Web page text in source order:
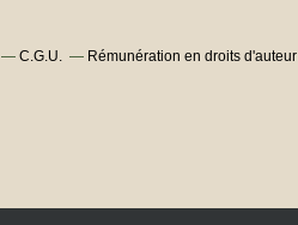
C.G.U. Rémunération en droits d'auteur